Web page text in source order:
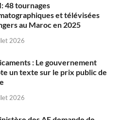
48 tournages
et télévisées
au Maroc en 2025
2026
: Le gouvernement
un texte sur le prix public de
2026